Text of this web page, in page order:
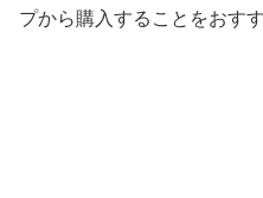
プから購入することをおす